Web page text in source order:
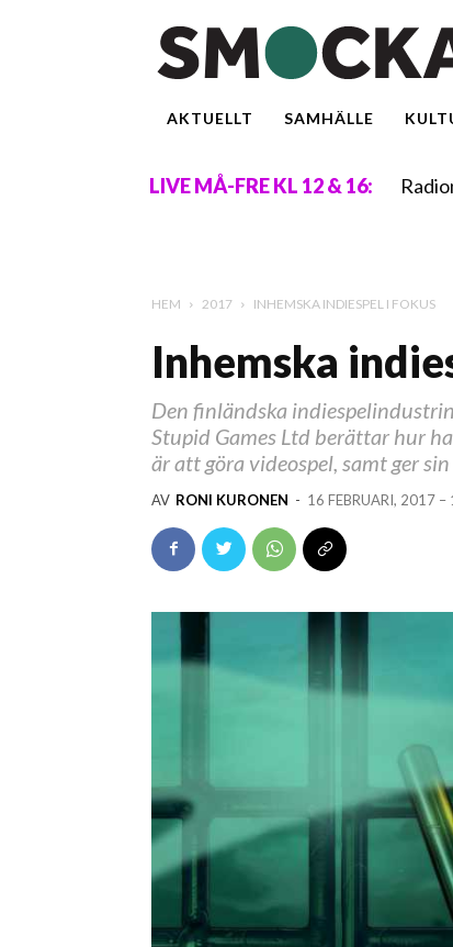
AKTUELLT SAMHÄLLE
LIVE MÅ-FRE KL 12 & 16:
HEM 2017 INHEMSKA INDIESPEL I FOKUS
Inhemska
Den finländska
Stupid Games Ltd berättar hur
är att göra videospel, samt ger
AV RONI KURONEN - 16 FEBRUARI, 2017 –